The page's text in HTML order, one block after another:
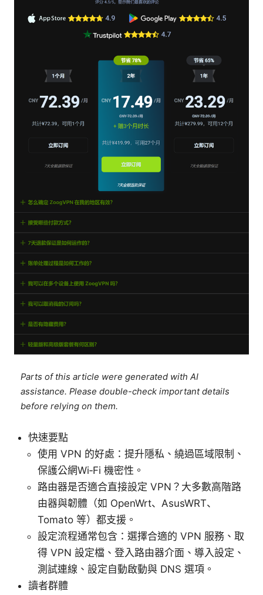
Parts of this article were generated with AI
assistance. Please double-check important details
before relying on them.
快速要點
使用 VPN 的好處：提升隱私、繞過區域限制、
保護公網Wi‑Fi 機密性。
路由器是否適合直接設定 VPN？大多數高階路
由器與韌體（如 OpenWrt、AsusWRT、
Tomato 等）都支援。
設定流程通常包含：選擇合適的 VPN 服務、取
得 VPN 設定檔、登入路由器介面、導入設定、
測試連線、設定自動啟動與 DNS 選項。
讀者群體